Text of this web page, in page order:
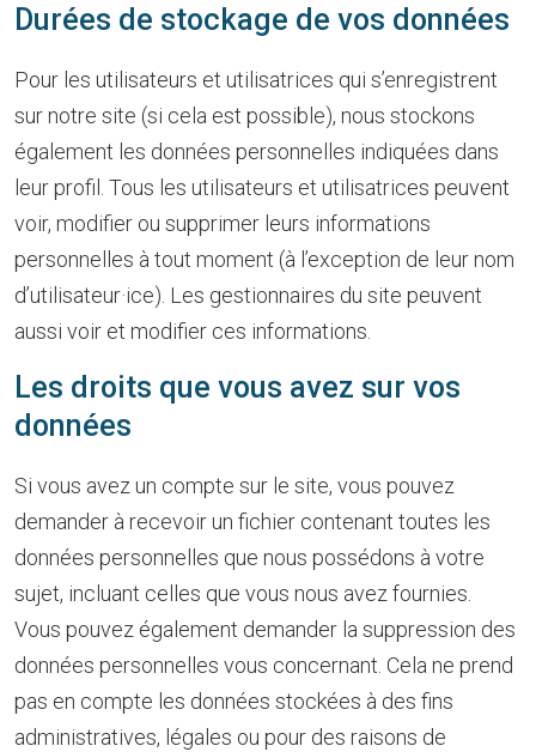
Durées de stockage de vos données
Pour les utilisateurs et utilisatrices qui s’enregistrent
sur notre site (si cela est possible), nous stockons
également les données personnelles indiquées dans
leur profil. Tous les utilisateurs et utilisatrices peuvent
voir, modifier ou supprimer leurs informations
personnelles à tout moment (à l’exception de leur nom
d’utilisateur·ice). Les gestionnaires du site peuvent
aussi voir et modifier ces informations.
Les droits que vous avez sur vos
données
Si vous avez un compte sur le site, vous pouvez
demander à recevoir un fichier contenant toutes les
données personnelles que nous possédons à votre
sujet, incluant celles que vous nous avez fournies.
Vous pouvez également demander la suppression des
données personnelles vous concernant. Cela ne prend
pas en compte les données stockées à des fins
administratives, légales ou pour des raisons de